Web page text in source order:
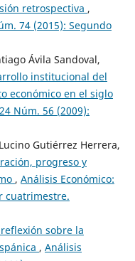
retrospectiva ,
74 (2015): Segundo
Ávila Sandoval,
institucional del
económico en el siglo
Núm. 56 (2009):
Gutiérrez Herrera,
progreso y
, Análisis Económico:
cuatrimestre.
sobre la
, Análisis